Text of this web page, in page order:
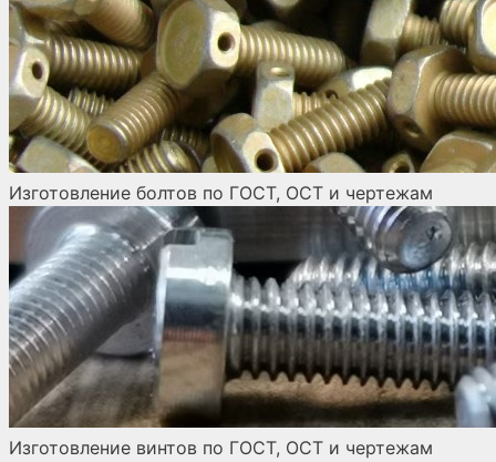
Изготовление болтов по ГОСТ, ОСТ и чертежам
Изготовление винтов по ГОСТ, ОСТ и чертежам